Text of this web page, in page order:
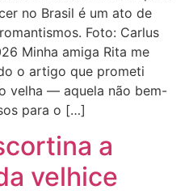
no Brasil é um ato de
Foto: Carlus
Minha amiga Rita me
o artigo que prometi
velha — aquela não bem-
para o […]
a
velhice